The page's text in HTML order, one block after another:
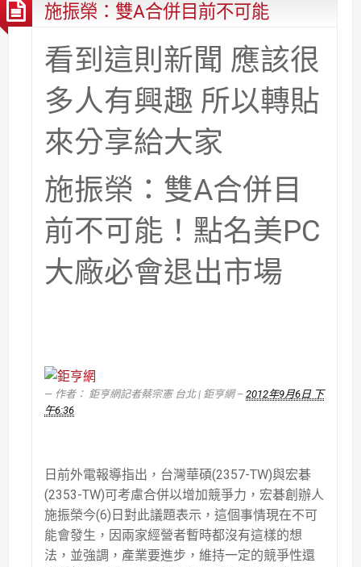
施振榮：雙A合併目前不可能
看到這則新聞 應該很
多人有興趣 所以轉貼
來分享給大家
施振榮：雙A合併目
前不可能！點名美PC
大廠必會退出市場
作者： 鉅亨網記者蔡宗憲 台北 | 鉅亨網 – 2012年9月6日 下
午6:36
日前外電報導指出，台灣華碩(2357-TW)與宏碁
(2353-TW)可考慮合併以增加競爭力，宏碁創辦人
施振榮今(6)日對此議題表示，這個事情現在不可
能會發生，因兩家經營者暫時都沒有這樣的想
法，並強調，產業要進步，維持一定的競爭性還